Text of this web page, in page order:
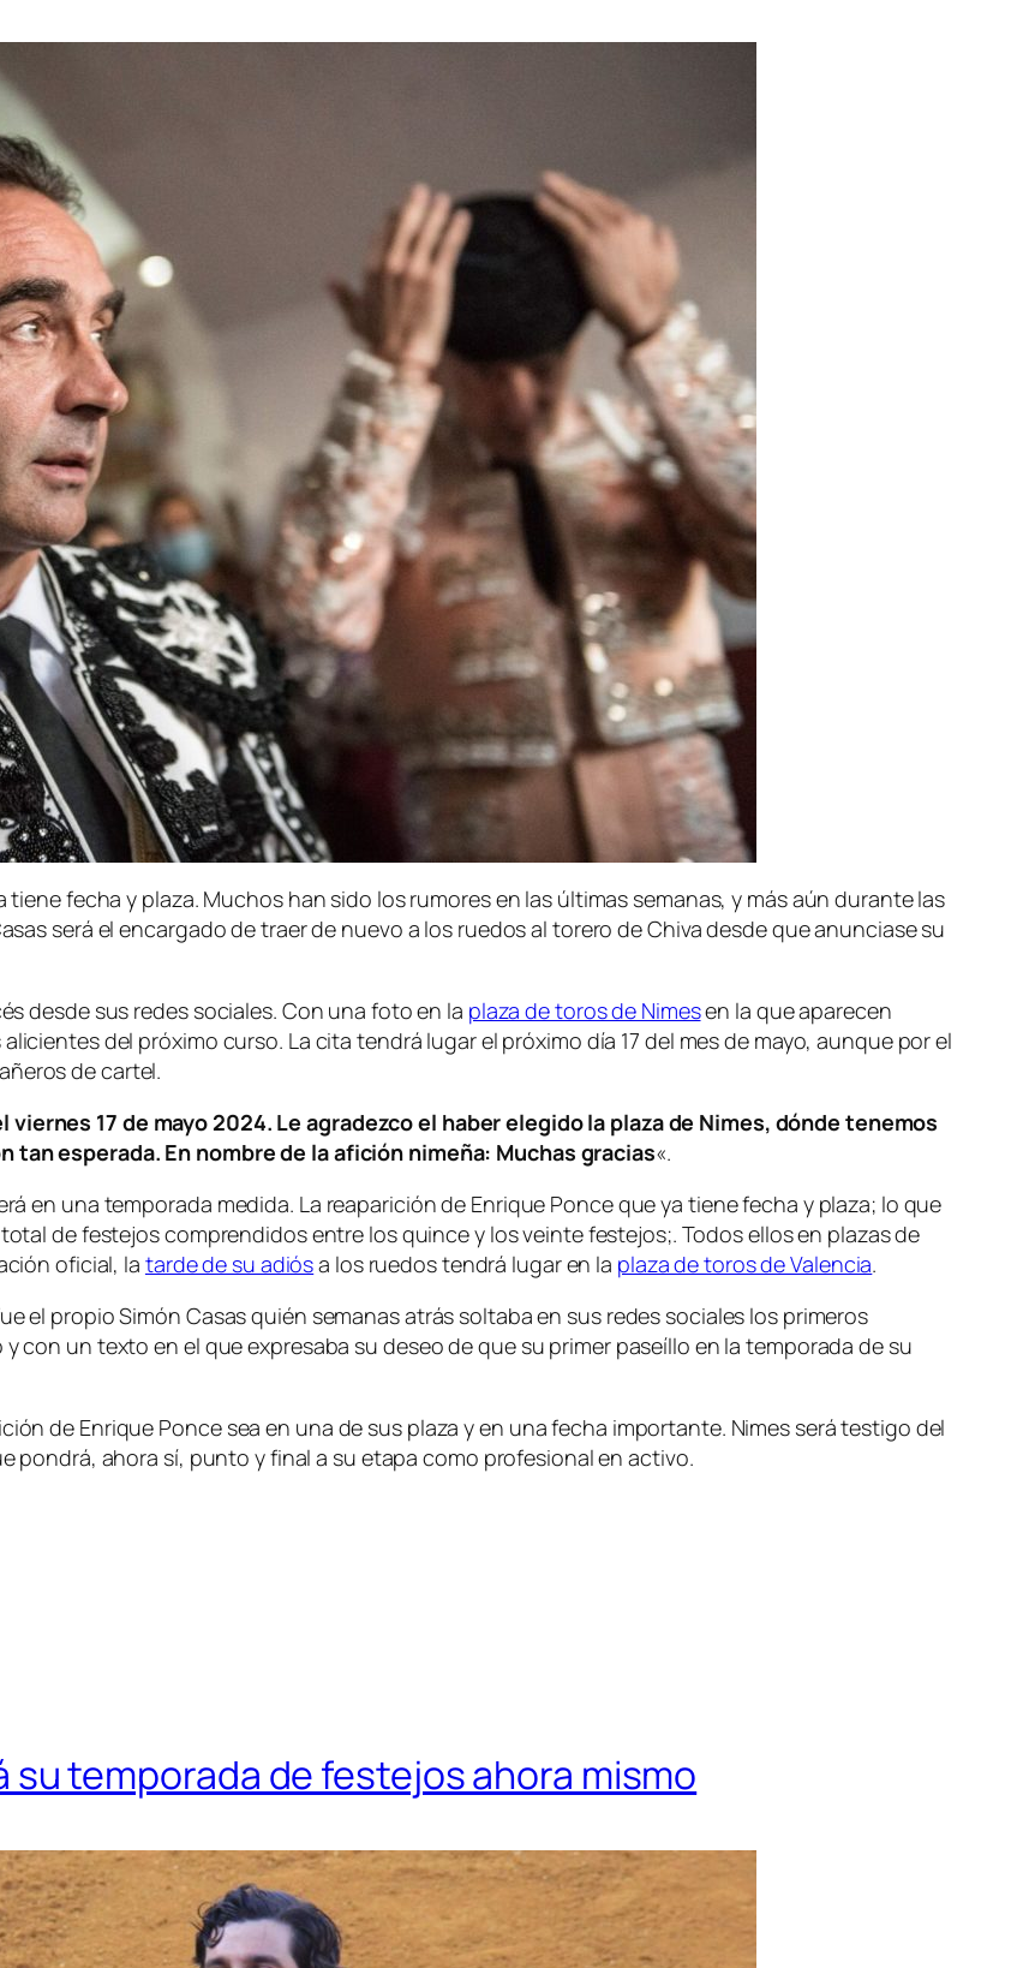
fecha y plaza. Muchos han sido los rumores en las últimas semanas, y más aún durante las
será el encargado de traer de nuevo a los ruedos al torero de Chiva desde que anunciase su
desde sus redes sociales. Con una foto en la plaza de toros de Nimesen la que aparecen
del próximo curso. La cita tendrá lugar el próximo día 17 del mes de mayo, aunque por el
de cartel.
17 de mayo 2024. Le agradezco el haber elegido la plaza de Nimes, dónde tenemos
esperada. En nombre de la afición nimeña: Muchas gracias«.
en una temporada medida. La reaparición de Enrique Ponce que ya tiene fecha y plaza; lo que
de festejos comprendidos entre los quince y los veinte festejos;. Todos ellos en plazas de
oficial, la tarde de su adiósa los ruedos tendrá lugar en la plaza de toros de Valencia.
el propio Simón Casas quién semanas atrás soltaba en sus redes sociales los primeros
con un texto en el que expresaba su deseo de que su primer paseíllo en la temporada de su
de Enrique Ponce sea en una de sus plaza y en una fecha importante. Nimes será testigo del
pondrá, ahora sí, punto y final a su etapa como profesional en activo.
su temporada de festejos ahora mismo